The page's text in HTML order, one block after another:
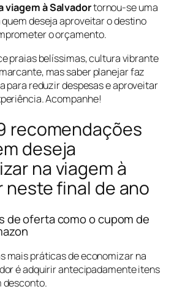
viagem à Salvadortornou-se uma
deseja aproveitar o destino
o orçamento.
praias belíssimas, cultura vibrante
mas saber planejar faz
para reduzir despesas e aproveitar
Acompanhe!
recomendações
deseja
na viagem à
neste final de ano
de oferta como o cupom de
mais práticas de economizar na
é adquirir antecipadamente itens
desconto.